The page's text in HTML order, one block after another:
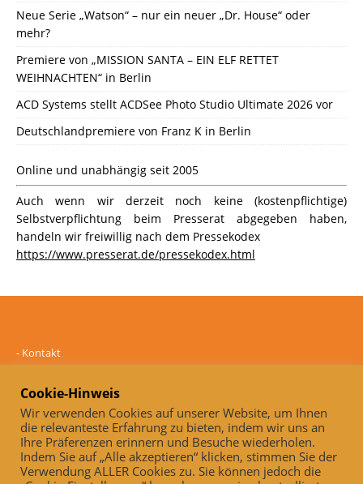
Neue Serie „Watson“ – nur ein neuer „Dr. House“ oder
mehr?
Premiere von „MISSION SANTA – EIN ELF RETTET
WEIHNACHTEN“ in Berlin
ACD Systems stellt ACDSee Photo Studio Ultimate 2026 vor
Deutschlandpremiere von Franz K in Berlin
Online und unabhängig seit 2005
Auch wenn wir derzeit noch keine (kostenpflichtige)
Selbstverpflichtung beim Presserat abgegeben haben,
handeln wir freiwillig nach dem Pressekodex
https://www.presserat.de/pressekodex.html
- Kontakt
Datenschutz
-Impressum
Online und unabhängig seit 2005
Auch, wenn wir derzeit noch keine (kostenpflichtige)
Selbstverpflichtung beim Presserat abgegeben haben, handeln wir
Cookie-Hinweis
Wir verwenden Cookies auf unserer Website, um Ihnen
die relevanteste Erfahrung zu bieten, indem wir uns an
Ihre Präferenzen erinnern und Besuche wiederholen.
Indem Sie auf „Alle akzeptieren“ klicken, stimmen Sie der
Verwendung ALLER Cookies zu. Sie können jedoch die